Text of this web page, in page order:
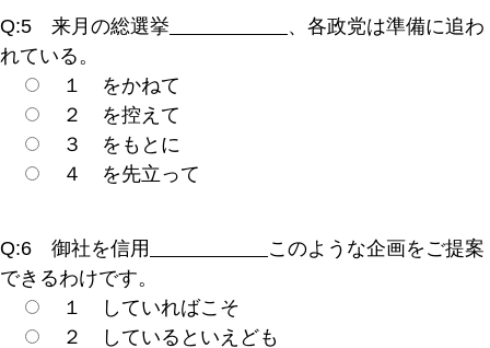
Q:5 来月の総選挙
、各政党は準備に追わ
れている。
１ をかねて
２ を控えて
３ をもとに
４ を先立って
Q:6 御社を信用
このような企画をご提案
できるわけです。
１ していればこそ
２ しているといえども